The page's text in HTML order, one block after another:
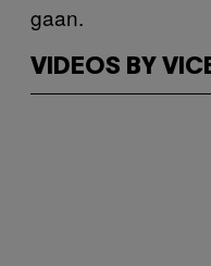
gaan.
VIDEOS BY